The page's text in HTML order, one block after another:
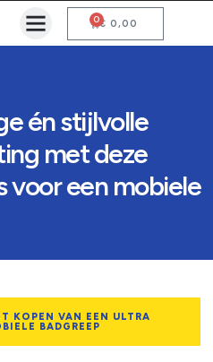
€ 0,00
0
én stijlvolle
met deze
voor een mobiele
KOPEN VAN EEN ULTRA
BADGREEP